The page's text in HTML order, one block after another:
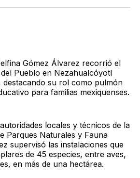
Email
Gómez Álvarez recorrió el
Pueblo en Nezahualcóyotl
destacando su rol como pulmón
para familias mexiquenses.
locales y técnicos de la
Parques Naturales y Fauna
supervisó las instalaciones que
de 45 especies, entre aves,
en más de una hectárea.